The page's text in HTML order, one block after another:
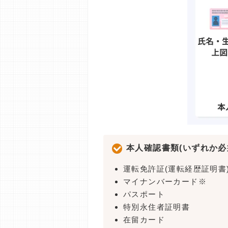
本人確認書類(いずれか
運転免許証(運転経歴証明
マイナンバーカード※
パスポート
特別永住者証明書
在留カード